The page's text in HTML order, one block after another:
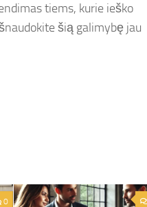
tiems, kurie ieško
šią galimybę jau
0